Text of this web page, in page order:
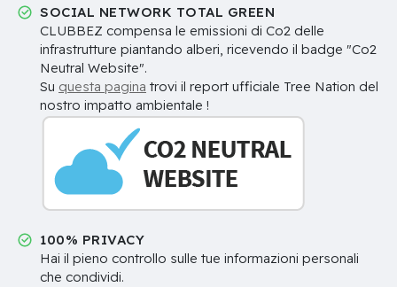
SOCIAL NETWORK TOTAL GREEN
CLUBBEZ compensa le emissioni di Co2 delle
infrastrutture piantando alberi, ricevendo il badge "Co2
Neutral Website".
Su questa pagina trovi il report ufficiale Tree Nation del
nostro impatto ambientale !
100% PRIVACY
Hai il pieno controllo sulle tue informazioni personali
che condividi.